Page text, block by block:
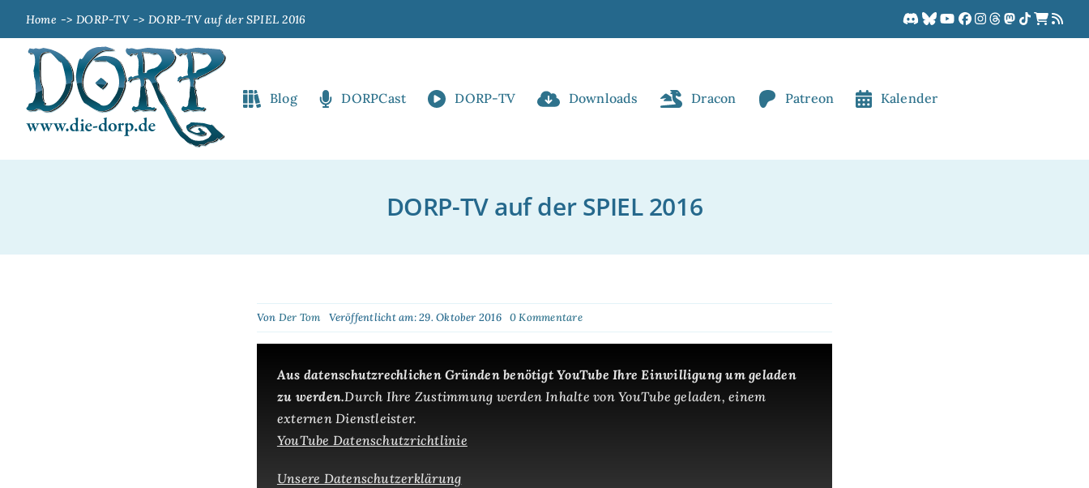
springen
Home DORP-TV DORP-TV auf der SPIEL 2016
Blog DORPCast DORP-TV Downloads Dracon Patreon Kalender
DORP-TV auf der SPIEL 2016
Von Der Tom Veröffentlicht am: 29. Oktober 2016 0 Kommentareon
DORP-
TV
der
2016
Aus datenschutzrechlichen Gründen benötigt YouTube Ihre Einwilligung um geladen
zu werden.Durch Ihre Zustimmung werden Inhalte von YouTube geladen, einem
externen Dienstleister.
YouTube Datenschutzrichtlinie
Unsere Datenschutzerklärung